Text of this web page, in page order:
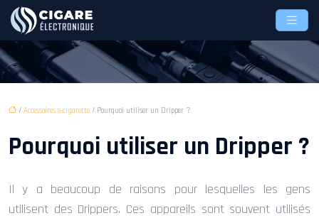
/ Accessoires e-cigarette / Pourquoi utiliser un Dripper ?
Pourquoi utiliser un Dripper ?
Il y a beaucoup de raisons pour lesquelles les gens
utilisent des Drippers. Ces appareils sont souvent utilisés